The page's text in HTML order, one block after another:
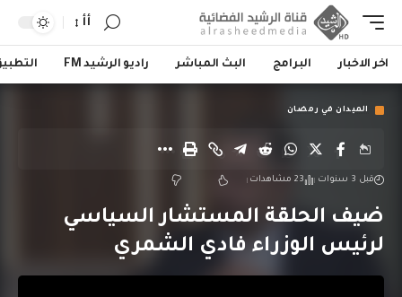
أأ
اخر الاخبار البرامج البث المباشر راديو الرشيد FM
الميدان في رمضان
قبل 3 سنوات 23 مشاهدات
ضيف الحلقة المستشار السياسي
لرئيس الوزراء فادي الشمري